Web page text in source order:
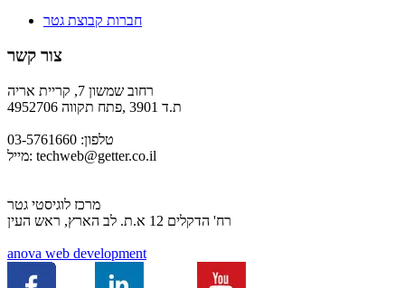
חברות קבוצת גטר
צור קשר
רחוב שמשון 7, קריית אריה
ת.ד 3901 ,פתח תקווה 4952706
טלפון: 03-5761660
מייל: techweb@getter.co.il
מרכז לוגיסטי גטר
רח' הדקלים 12 א.ת. לב הארץ, ראש העין
anova web development